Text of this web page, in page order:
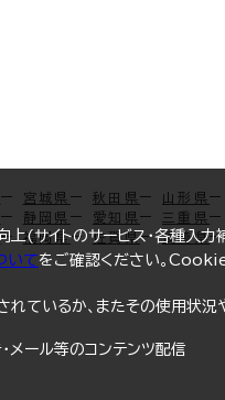
上(サイトのサービス・各種入
いてをご確認ください。
れているか、またその使用状況
メール等のコンテンツ配信
宮城県 秋田県 山形県
静岡県 愛知県 三重県
福岡県 佐賀県 長崎県